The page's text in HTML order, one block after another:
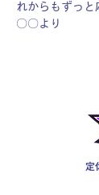
れからもずっと
〇〇より
定